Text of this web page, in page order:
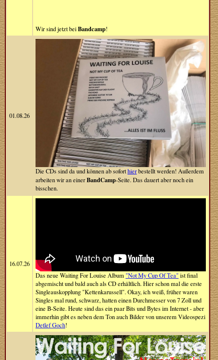
Wir sind jetzt beiBandcamp!
01.08.26
Die CDs sind da und können ab soforthierbestellt werden! Außerdem
arbeiten wir an einerBandCamp-Seite. Das dauert aber noch ein
bisschen.
16.07.26
Das neue Waiting For Louise Album "Not My Cup Of Tea" ist final
abgemischt und bald auch als CD erhältlich. Hier schon mal die erste
Singleauskopplung "Kettenkarussell". Okay, ich weiß, früher waren
Singles mal rund, schwarz, hatten einen Durchmesser von 7 Zoll und
eine B-Seite. Heute sind das ein paar Bits und Bytes im Internet - aber
immerhin gibt es neben dem Ton auch Bilder von unserem Videospezi
Detlef Goch!